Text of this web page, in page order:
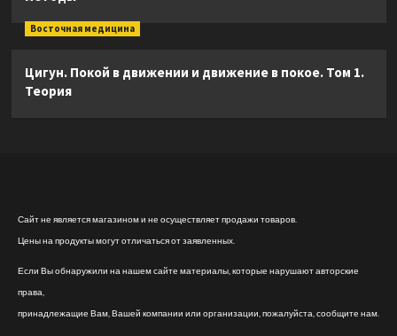
Восточная медицина
Цигун. Покой в движении и движение в покое. Том 1.
Теория
Сайт не является магазином и не осуществляет продажи товаров.
Цены на продукты могут отличаться от заявленных.
Если Вы обнаружили на нашем сайте материалы, которые нарушают авторские
права,
принадлежащие Вам, Вашей компании или организации, пожалуйста, сообщите нам.